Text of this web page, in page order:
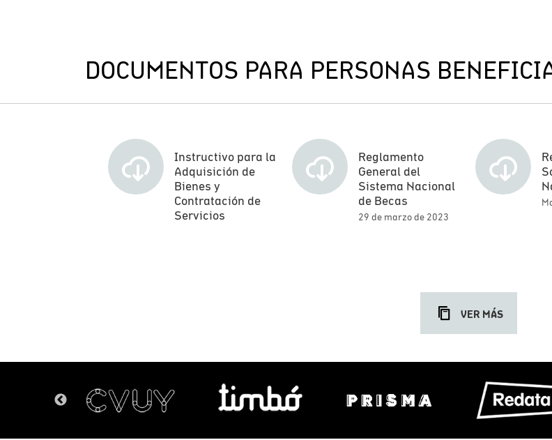
DOCUMENTOS PARA PERSONAS
Instructivo para la
Adquisición de
Bienes y
Contratación de
Servicios
Reglamento
General del
Sistema Nacional
de Becas
29 de marzo de 2023
VER MÁS